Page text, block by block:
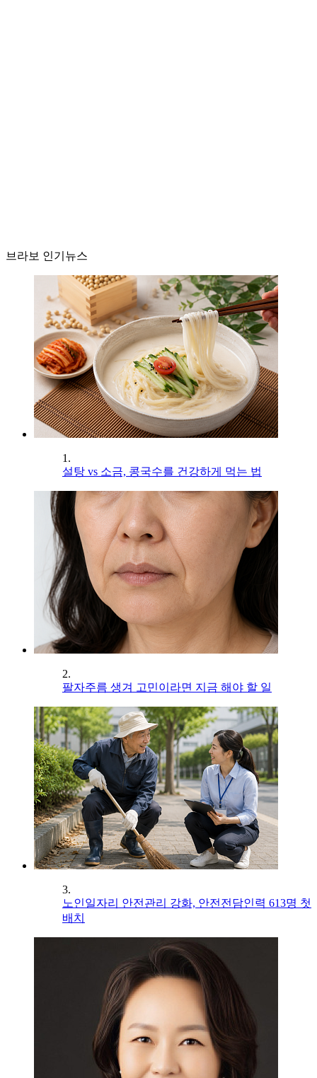
브라보 인기뉴스
1.
설탕 vs 소금, 콩국수를 건강하게 먹는 법
2.
팔자주름 생겨 고민이라면 지금 해야 할 일
3.
노인일자리 안전관리 강화, 안전전담인력 613명 첫
배치